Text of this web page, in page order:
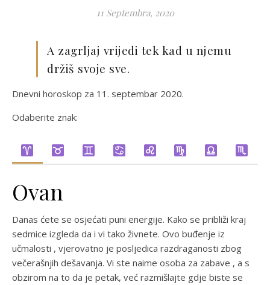
11 Septembra, 2020
A zagrljaj vrijedi tek kad u njemu
držiš svoje sve.
Dnevni horoskop za 11. septembar 2020.
Odaberite znak:
Ovan
Danas ćete se osjećati puni energije. Kako se približi kraj
sedmice izgleda da i vi tako živnete. Ovo buđenje iz
učmalosti , vjerovatno je posljedica razdraganosti zbog
večerašnjih dešavanja. Vi ste naime osoba za zabave , a s
obzirom na to da je petak, već razmišlajte gdje biste se